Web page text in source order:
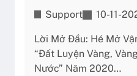
Support 10-11-
Lời Mở Đầu: Hé Mở
“Đất Luyện Vàng,
Nước” Năm 2020…